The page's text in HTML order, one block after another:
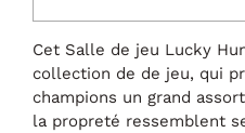
Cet Salle de jeu Lucky
collection de de jeu, qui
champions un grand
la propreté ressemblent